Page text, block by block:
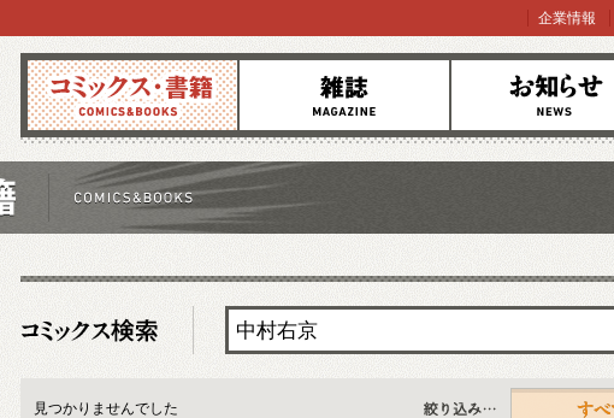
コミックス 雑誌 お知らせ
企業情報
見つかりませんでした